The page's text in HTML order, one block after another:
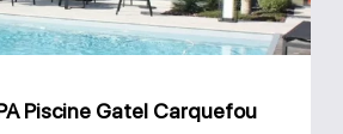
Piscine Gatel Carquefou